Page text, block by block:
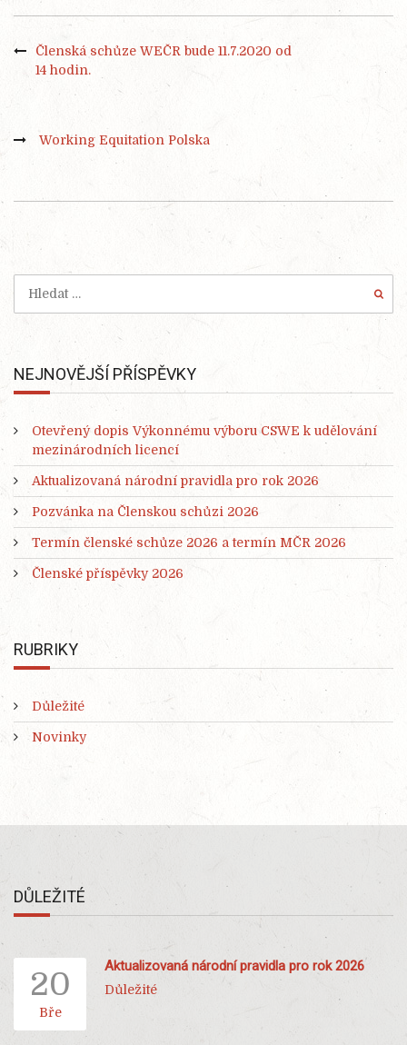
Členská schůze WEČR bude 11.7.2020 od
14 hodin.
Working Equitation Polska
NEJNOVĚJŠÍ PŘÍSPĚVKY
Otevřený dopis Výkonnému výboru CSWE k udělování
mezinárodních licencí
Aktualizovaná národní pravidla pro rok 2026
Pozvánka na Členskou schůzi 2026
Termín členské schůze 2026 a termín MČR 2026
Členské příspěvky 2026
RUBRIKY
Důležité
Novinky
DŮLEŽITÉ
20
Bře
Aktualizovaná národní pravidla pro rok 2026
Důležité